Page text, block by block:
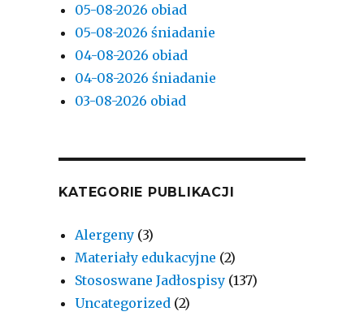
05-08-2026 obiad
05-08-2026 śniadanie
04-08-2026 obiad
04-08-2026 śniadanie
03-08-2026 obiad
KATEGORIE PUBLIKACJI
Alergeny (3)
Materiały edukacyjne (2)
Stososwane Jadłospisy (137)
Uncategorized (2)